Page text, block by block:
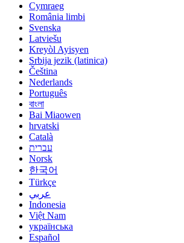
Cymraeg
România limbi
Svenska
Latviešu
Kreyòl Ayisyen
Srbija jezik (latinica)
Čeština
Nederlands
Português
বাংলা
Bai Miaowen
hrvatski
Català
עברית
Norsk
한국어
Türkçe
عربي
Indonesia
Việt Nam
українська
Español